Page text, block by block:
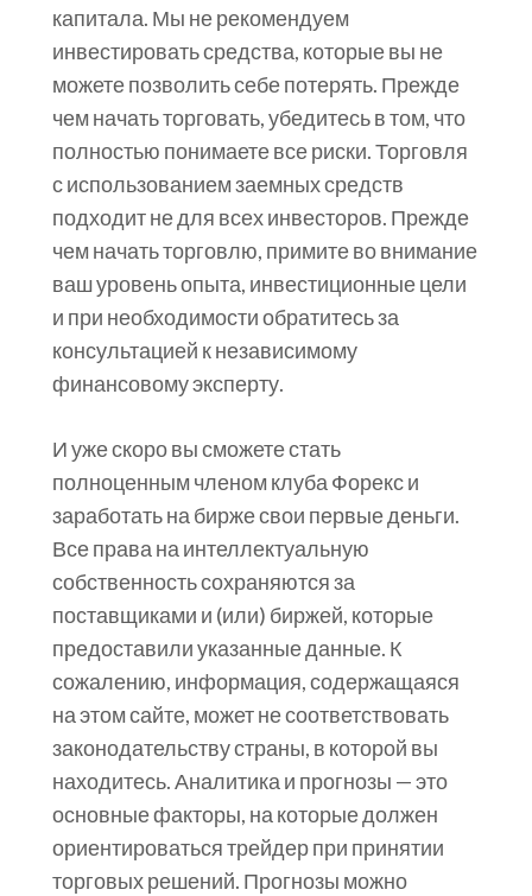
капитала. Мы не рекомендуем
инвестировать средства, которые вы не
можете позволить себе потерять. Прежде
чем начать торговать, убедитесь в том, что
полностью понимаете все риски. Торговля
с использованием заемных средств
подходит не для всех инвесторов. Прежде
чем начать торговлю, примите во внимание
ваш уровень опыта, инвестиционные цели
и при необходимости обратитесь за
консультацией к независимому
финансовому эксперту.
И уже скоро вы сможете стать
полноценным членом клуба Форекс и
заработать на бирже свои первые деньги.
Все права на интеллектуальную
собственность сохраняются за
поставщиками и (или) биржей, которые
предоставили указанные данные. К
сожалению, информация, содержащаяся
на этом сайте, может не соответствовать
законодательству страны, в которой вы
находитесь. Аналитика и прогнозы — это
основные факторы, на которые должен
ориентироваться трейдер при принятии
торговых решений. Прогнозы можно